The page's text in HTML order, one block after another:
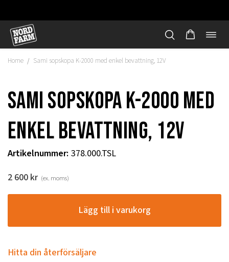
Hoppa
innehåll
Home / Sami sopskopa K-2000 med enkel bevattning, 12V
Sami sopskopa K-2000 med
enkel bevattning, 12V
Artikelnummer: 378.000.TSL
2 600 kr (ex. moms)
Lägg till i varukorg
Hitta din återförsäljare